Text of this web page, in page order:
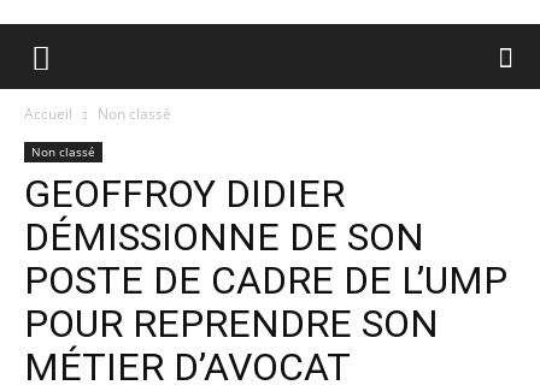
Accueil Non classé
Non classé
GEOFFROY DIDIER
DÉMISSIONNE DE SON
POSTE DE CADRE DE L’UMP
POUR REPRENDRE SON
MÉTIER D’AVOCAT